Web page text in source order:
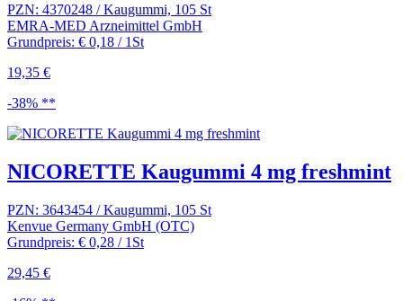
PZN: 4370248 / Kaugummi, 105 St
EMRA-MED Arzneimittel GmbH
Grundpreis: € 0,18 / 1St
19,35 €
-38% **
NICORETTE Kaugummi 4 mg freshmint
PZN: 3643454 / Kaugummi, 105 St
Kenvue Germany GmbH (OTC)
Grundpreis: € 0,28 / 1St
29,45 €